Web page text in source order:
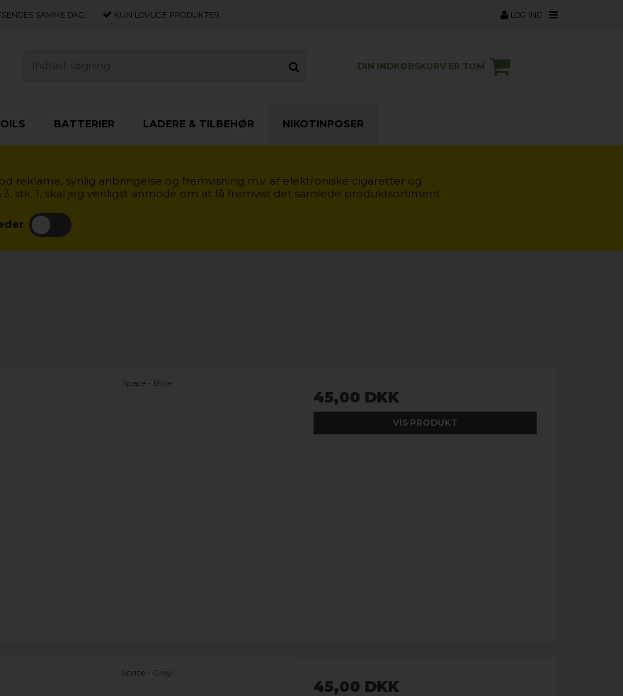
SAMME DAG. KUN LOVLIGE PRODUKTER. LOG IND
DIN INDKØBSKURV ER TOM
BATTERIER LADERE & TILBEHØR NIKOTINPOSER
reklame, synlig anbringelse og fremvisning m.v. af elektroniske cigaretter og
stk. 1, skal jeg venligst anmode om at få fremvist det samlede produktsortiment.
Space - Blue
45,00 DKK
VIS PRODUKT
Space - Grey
45,00 DKK